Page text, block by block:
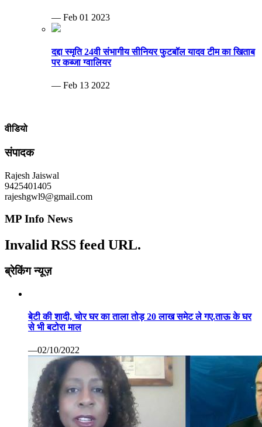
— Feb 01 2023
दद्दा स्मृति 24वी संभागीय सीनियर फुटबॉल यादव टीम का खिताब
पर कब्जा ग्वालियर
— Feb 13 2022
वीडियो
संपादक
Rajesh Jaiswal
9425401405
rajeshgwl9@gmail.com
MP Info News
Invalid RSS feed URL.
ब्रेकिंग न्यूज़
बेटी की शादी, चोर घर का ताला तोड़ 20 लाख समेट ले गए.ताऊ के घर
से भी बटोरा माल
—02/10/2022